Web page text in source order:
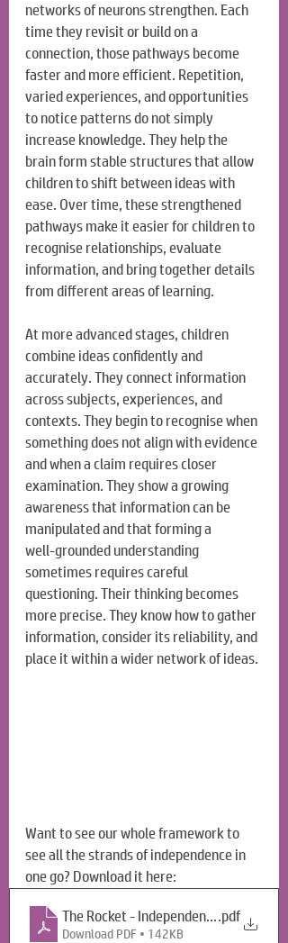
networks of neurons strengthen. Each
time they revisit or build on a
connection, those pathways become
faster and more efficient. Repetition,
varied experiences, and opportunities
to notice patterns do not simply
increase knowledge. They help the
brain form stable structures that allow
children to shift between ideas with
ease. Over time, these strengthened
pathways make it easier for children to
recognise relationships, evaluate
information, and bring together details
from different areas of learning.
At more advanced stages, children
combine ideas confidently and
accurately. They connect information
across subjects, experiences, and
contexts. They begin to recognise when
something does not align with evidence
and when a claim requires closer
examination. They show a growing
awareness that information can be
manipulated and that forming a
well‑grounded understanding
sometimes requires careful
questioning. Their thinking becomes
more precise. They know how to gather
information, consider its reliability, and
place it within a wider network of ideas.
Want to see our whole framework to
see all the strands of independence in
one go? Download it here:
The Rocket - Independence.pdf
Download PDF • 142KB